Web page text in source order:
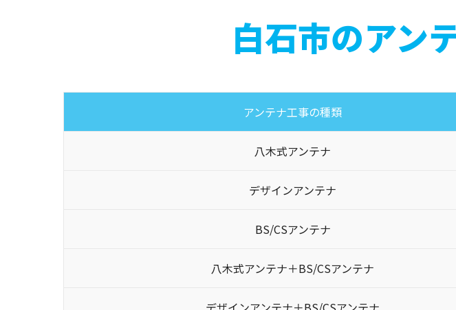
白石市のアン
アンテナ工事の種類
八木式アンテナ
デザインアンテナ
BS/CSアンテナ
八木式アンテナ＋BS/CSアンテナ